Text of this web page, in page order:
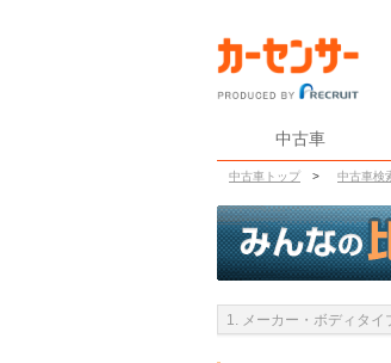
中古車
中古車トップ > 中古車検
1. メーカー・ボディタイ